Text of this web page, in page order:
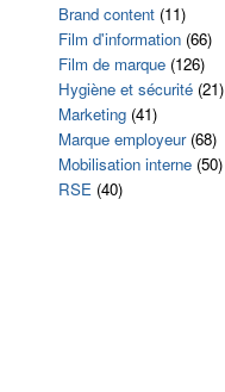
Brand content (11)
Film d'information (66)
Film de marque (126)
Hygiène et sécurité (21)
Marketing (41)
Marque employeur(68)
Mobilisation interne (50)
RSE (40)